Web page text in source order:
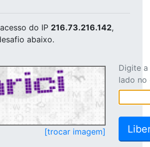
do IP 216.73.216.142,
abaixo.
[trocar imagem]
Digite
lado no